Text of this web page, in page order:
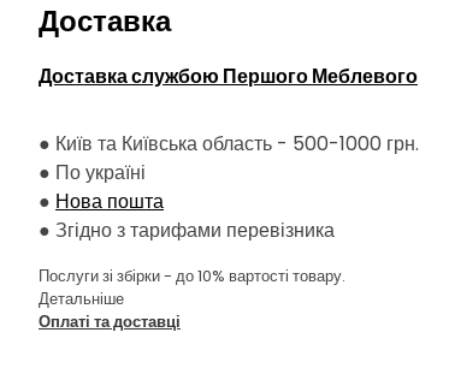
Доставка
Доставка службою Першого Меблевого
● Київ та Київська область - 500-1000 грн.
● По україні
● Нова пошта
● Згідно з тарифами перевізника
Послуги зі збірки - до 10% вартості товару.
Детальніше
Оплаті та доставці